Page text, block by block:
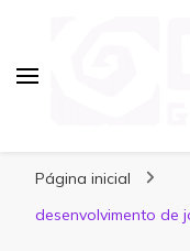
Página inicial
desenvolvimento de